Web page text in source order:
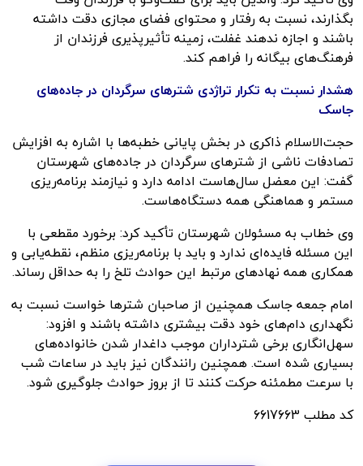
بگذارند، نسبت به رفتار و محتوای فضای مجازی دقت داشته
باشند و اجازه ندهند غفلت، زمینه تأثیرپذیری فرزندان از
فرهنگ‌های بیگانه را فراهم کند.
هشدار نسبت به تکرار تراژدی شترهای سرگردان در جاده‌های
جاسک
حجت‌الاسلام ذاکری در بخش پایانی خطبه‌ها با اشاره به افزایش
تصادفات ناشی از شترهای سرگردان در جاده‌های شهرستان
گفت: این معضل سال‌هاست ادامه دارد و نیازمند برنامه‌ریزی
مستمر و هماهنگی همه دستگاه‌هاست.
وی خطاب به مسئولان شهرستان تأکید کرد: برخورد مقطعی با
این مسئله فایده‌ای ندارد و باید با برنامه‌ریزی منظم، نقطه‌یابی و
همکاری همه نهادهای مرتبط این حوادث تلخ را به حداقل رساند.
امام جمعه جاسک همچنین از صاحبان شترها خواست نسبت به
نگهداری دام‌های خود دقت بیشتری داشته باشند و افزود:
سهل‌انگاری برخی شترداران موجب داغدار شدن خانواده‌های
بسیاری شده است. همچنین رانندگان نیز باید در ساعات شب
با سرعت مطمئنه حرکت کنند تا از بروز حوادث جلوگیری شود.
کد مطلب6617663